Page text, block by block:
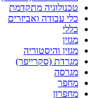
טכנולוגיה מתקדמת
כלי עבודה ואביזרים
כללי
מגזין
מגזין והיסטוריה
מגרדת (סקרייפר)
מגרסה
מחפר
מחפרון